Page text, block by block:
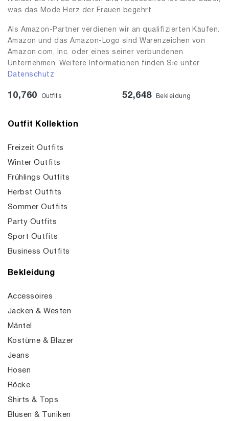
was das Mode Herz der Frauen begehrt.
Als Amazon-Partner verdienen wir an qualifizierten Käufen.
Amazon und das Amazon-Logo sind Warenzeichen von
Amazon.com, Inc. oder eines seiner verbundenen
Unternehmen. Weitere Informationen finden Sie unter
Datenschutz
10,760 Outfits 52,648 Bekleidung
Outfit Kollektion
Freizeit Outfits
Winter Outfits
Frühlings Outfits
Herbst Outfits
Sommer Outfits
Party Outfits
Sport Outfits
Business Outfits
Bekleidung
Accessoires
Jacken & Westen
Mäntel
Kostüme & Blazer
Jeans
Hosen
Röcke
Shirts & Tops
Blusen & Tuniken